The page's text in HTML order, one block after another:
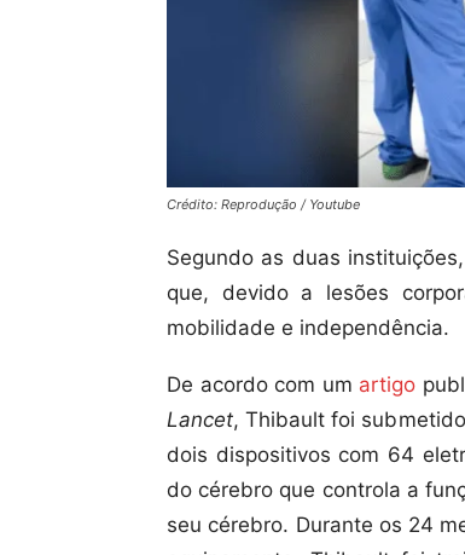
Crédito: Reprodução / Youtube
Segundo as duas
que, devido a lesões
mobilidade e independência.
De acordo com um artigo
Lancet, Thibault foi
dois dispositivos com 64
do cérebro que controla a
seu cérebro. Durante os 24